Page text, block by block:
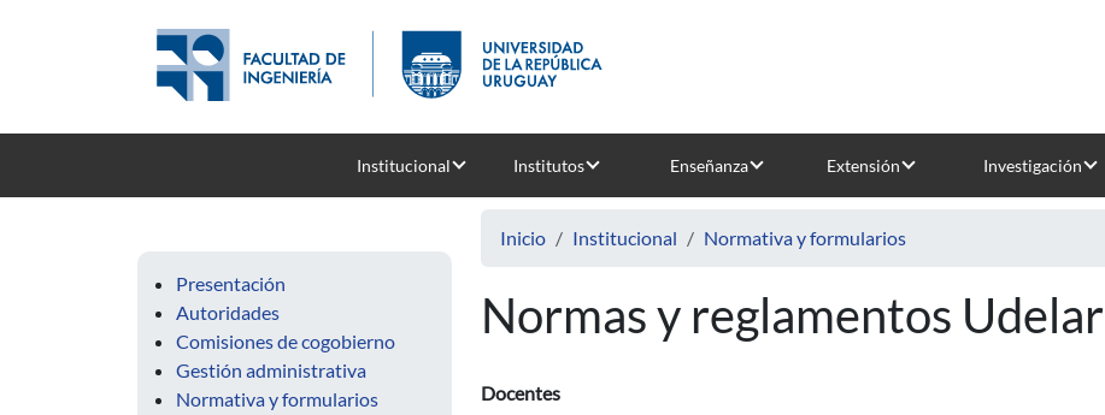
Institucional Institutos Enseñanza Extensión Investigación
Presentación
Autoridades
Comisiones de cogobierno
Gestión administrativa
Normativa y formularios
Inicio Institucional Normativa y formularios
Normas y reglamentos Udelar
Docentes